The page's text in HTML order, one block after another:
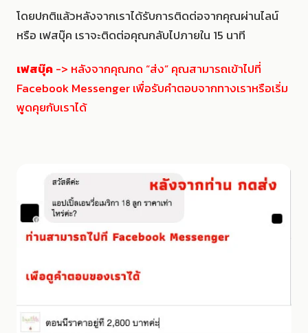
โดยปกติแล้วหลังจากเราได้รับการติดต่อจากคุณผ่านไลน์
หรือ เฟสบุ๊ค เราจะติดต่อคุณกลับไปภายใน 15 นาที
เฟสบุ๊ค-> หลังจากคุณกด “ส่ง” คุณสามารถเข้าไปที่
Facebook Messenger เพื่อรับคำตอบจากทางเราหรือเริ่ม
พูดคุยกับเราได้